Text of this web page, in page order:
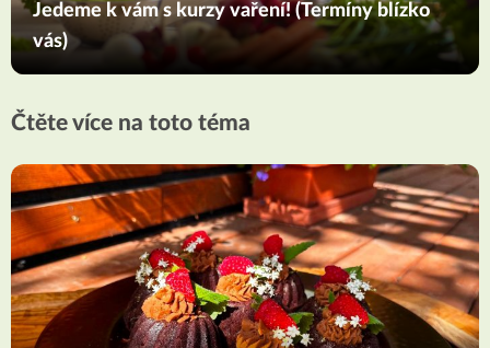
Jedeme k vám s kurzy vaření! (Termíny blízko
vás)
Čtěte více na toto téma